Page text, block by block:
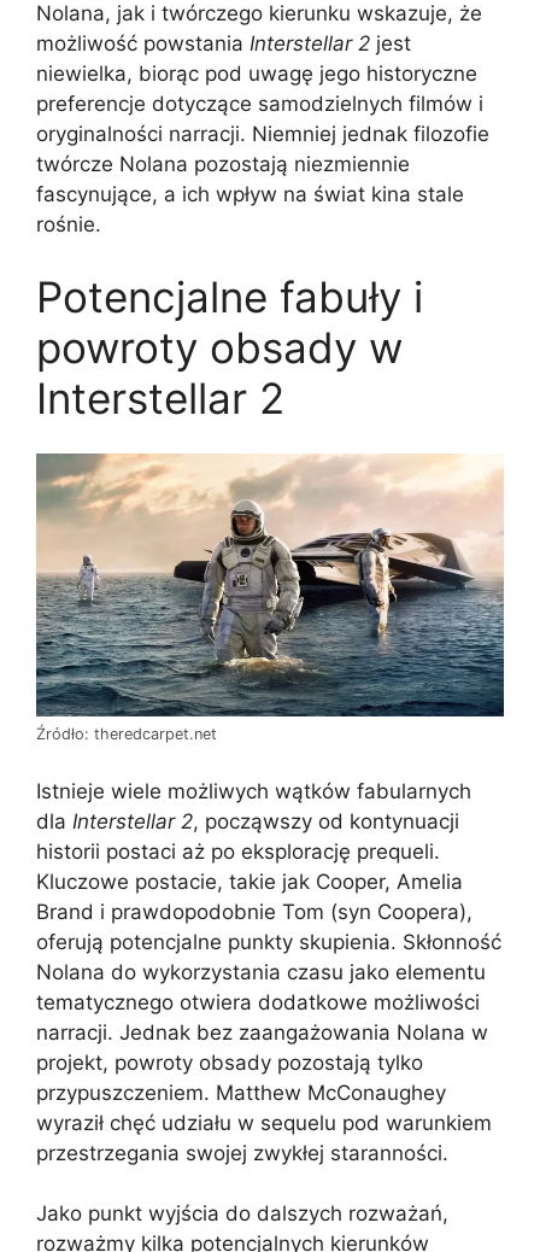
Nolana, jak i twórczego kierunku wskazuje, że
możliwość powstania Interstellar 2 jest
niewielka, biorąc pod uwagę jego historyczne
preferencje dotyczące samodzielnych filmów i
oryginalności narracji. Niemniej jednak filozofie
twórcze Nolana pozostają niezmiennie
fascynujące, a ich wpływ na świat kina stale
rośnie.
Potencjalne fabuły i
powroty obsady w
Interstellar 2
Źródło: theredcarpet.net
Istnieje wiele możliwych wątków fabularnych
dla Interstellar 2, począwszy od kontynuacji
historii postaci aż po eksplorację prequeli.
Kluczowe postacie, takie jak Cooper, Amelia
Brand i prawdopodobnie Tom (syn Coopera),
oferują potencjalne punkty skupienia. Skłonność
Nolana do wykorzystania czasu jako elementu
tematycznego otwiera dodatkowe możliwości
narracji. Jednak bez zaangażowania Nolana w
projekt, powroty obsady pozostają tylko
przypuszczeniem. Matthew McConaughey
wyraził chęć udziału w sequelu pod warunkiem
przestrzegania swojej zwykłej staranności.
Jako punkt wyjścia do dalszych rozważań,
rozważmy kilka potencjalnych kierunków